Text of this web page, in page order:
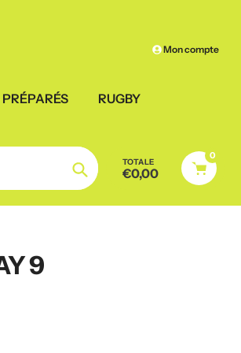
Mon compte
RUGBY
Chercher
TOTALE
€0,00
0
9